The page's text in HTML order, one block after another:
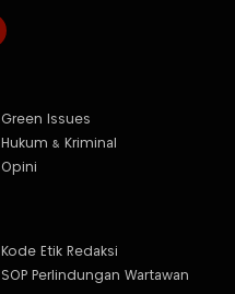
Green Issues
Hukum & Kriminal
Opini
Kode Etik Redaksi
SOP Perlindungan Wartawan